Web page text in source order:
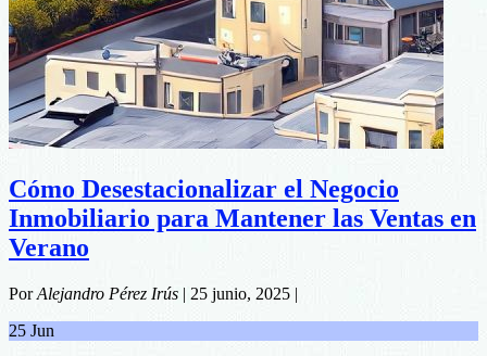
Cómo Desestacionalizar el Negocio
Inmobiliario para Mantener las Ventas en
Verano
PorAlejandro Pérez Irús | 25 junio, 2025 |
25 Jun